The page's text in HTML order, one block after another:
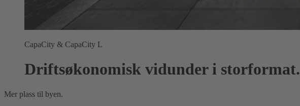
CapaCity & CapaCity L
Driftsøkonomisk vidunder i storformat.
Mer plass til byen.